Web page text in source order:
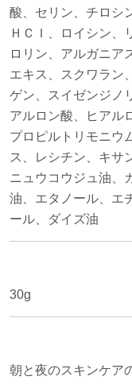
酸、セリン、チロシ
ＨＣＩ、ロイシン、
ロリン、アルガニア
エキス、スクワラン
ゲン、スイゼンジノ
アルロン酸、ヒアル
プロピルトリモニウ
ス、レシチン、キサ
ニュウコウジュ油、
油、エタノール、エ
ール、ダイズ油
30g
朝と夜のスキンケア